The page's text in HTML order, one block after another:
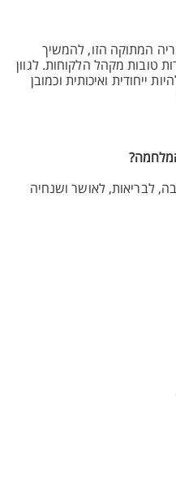
המתוקה הזו, להמשיך
טובות מקהל הלקוחות. לגוון
ייחודית ואיכותית וכמובן
לבריאות, לאושר ושנחיה